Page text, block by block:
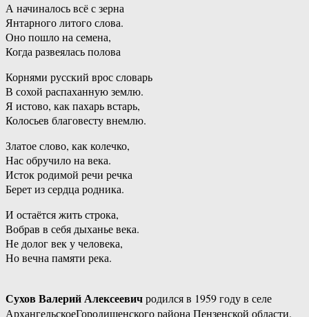
А начиналось всё с зерна
Янтарного литого слова.
Оно пошло на семена,
Когда развеялась полова
Корнями русский врос словарь
В сохой распаханную землю.
Я истово, как пахарь встарь,
Колосьев благовесту внемлю.
Златое слово, как колечко,
Нас обручило на века.
Исток родимой речи речка
Берет из сердца родника.
И остаётся жить строка,
Вобрав в себя дыханье века.
Не долог век у человека,
Но вечна памяти река.
Сухов Валерий Алексеевичродился в 1959 году в селе
АрхангельскоеГородищенского района Пензенской области.